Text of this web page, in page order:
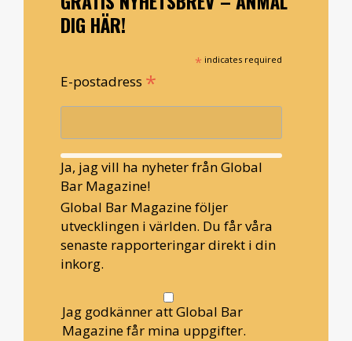
DIG HÄR!
* indicates required
E-postadress *
Ja, jag vill ha nyheter från Global
Bar Magazine!
Global Bar Magazine följer
utvecklingen i världen. Du får våra
senaste rapporteringar direkt i din
inkorg.
Jag godkänner att Global Bar
Magazine får mina uppgifter.